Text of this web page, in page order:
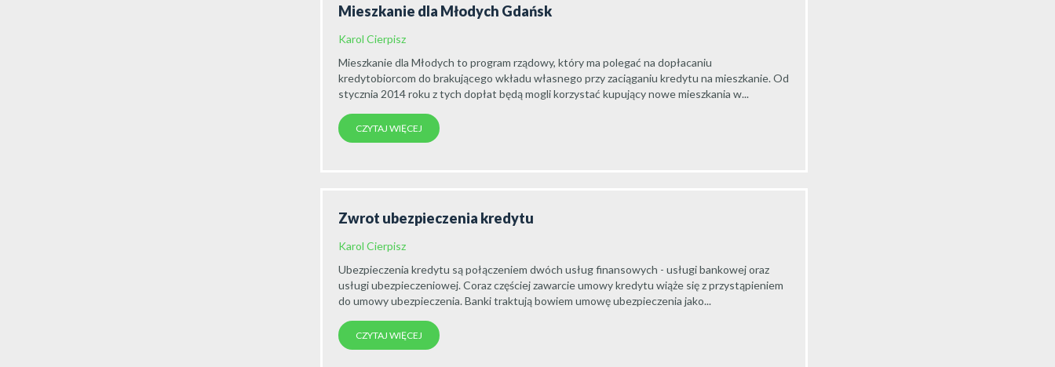
Mieszkanie dla Młodych Gdańsk
Karol Cierpisz
Mieszkanie dla Młodych to program rządowy, który ma polegać na dopłacaniu
kredytobiorcom do brakującego wkładu własnego przy zaciąganiu kredytu na mieszkanie. Od
stycznia 2014 roku z tych dopłat będą mogli korzystać kupujący nowe mieszkania w...
CZYTAJ WIĘCEJ
Zwrot ubezpieczenia kredytu
Karol Cierpisz
Ubezpieczenia kredytu są połączeniem dwóch usług finansowych - usługi bankowej oraz
usługi ubezpieczeniowej. Coraz częściej zawarcie umowy kredytu wiąże się z przystąpieniem
do umowy ubezpieczenia. Banki traktują bowiem umowę ubezpieczenia jako...
CZYTAJ WIĘCEJ